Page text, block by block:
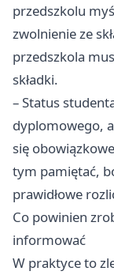
przedszkolu
zwolnienie ze
przedszkola
składki.
– Status
dyplomowego,
się
tym pamiętać,
prawidłowe
Co powinien
informować
W praktyce to